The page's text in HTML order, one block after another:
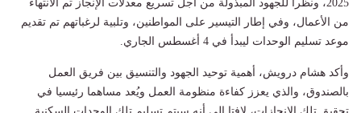
2025، ونظرا للجهود المبذولة من أجل تسريع معدلات الإنجاز تم الانتهاء
من الأعمال، وفي إطار التيسير على المواطنين، وتلبية لرغباتهم تم تقديم
موعد تسليم الوحدات ليبدأ في 4 أغسطس الجاري.
وأكد هشام درويش، أهمية توحيد الجهود والتنسيق بين فريق العمل
بالصندوق، والذي يعزز كفاءة منظومة العمل ويُعد مساهما رئيسيا في